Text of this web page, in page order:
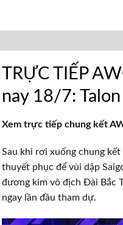
TRỰC TIẾP
nay 18/7:
Xem trực tiếp chung kết
Sau khi rơi xuống chung
thuyết phục để vùi dập
đương kim vô địch Đài Bắc
ngay lần đầu tham dự.